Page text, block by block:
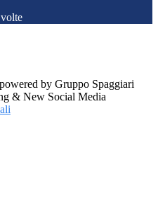
volte
by Gruppo Spaggiari
& New Social Media